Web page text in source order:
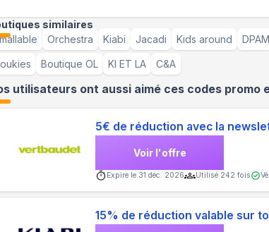
similaires
Orchestra Kiabi Jacadi Kids around DPAM
Boutique OL KI ET LA C&A
utilisateurs ont aussi aimé ces codes promo
5€ de réduction avec la
Voir l'offre
Expire le 31 déc. 2026 Utilisé 242 fois
15% de réduction valable sur